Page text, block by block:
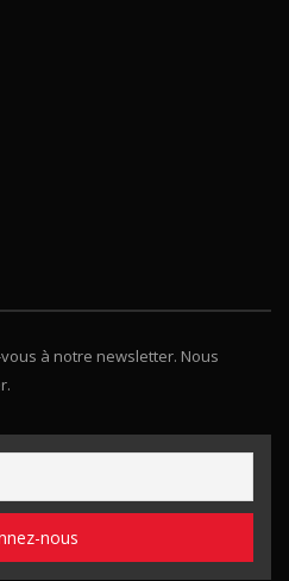
à notre newsletter. Nous